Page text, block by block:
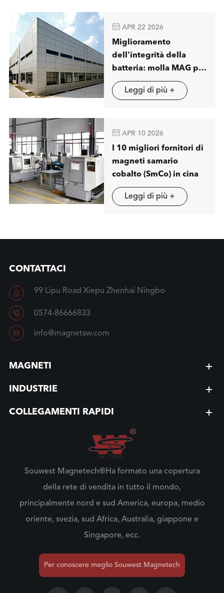
 APR 22 2026
Miglioramento
dell'integrità della
batteria: molla MAG per
visualizzare soluzioni
avanzate di separazione
Leggi di più +
 APR 10 2026
I 10 migliori fornitori di
magneti samario
cobalto (SmCo) in cina
Leggi di più +
CONTATTACI
 99 Lipu Road Xiepu Zhenhai Ningbo
 0574-86666833
 info@magnetsw.com
MAGNETI
INDUSTRIE
COLLEGAMENTI RAPIDI
Souwest Magnetech®Ha formato una copertura
della rete di vendita in tutto il mondo,
principalmente nord e sud America, europa, medio
oriente, svezia, sud Africa, Australia, giappone e
Singapore, ecc.
Per conoscere meglio Souwest Magnetech